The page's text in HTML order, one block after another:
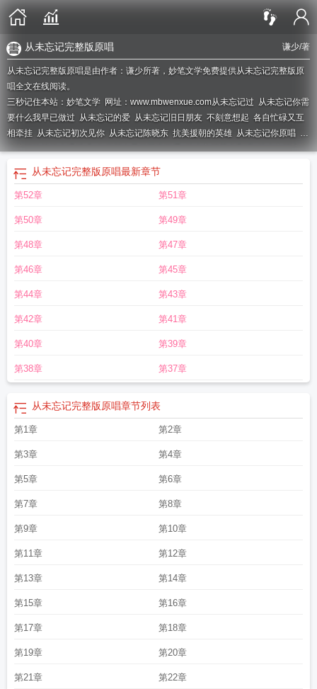
谦少/著
从未忘记完整版原唱
从未忘记完整版原唱是由作者：谦少所著，妙笔文学免费提供从未忘记完整版原
唱全文在线阅读。
三秒记住本站：妙笔文学 网址：www.mbwenxue.com从未忘记过 从未忘记你需
要什么我早已做过 从未忘记的爱 从未忘记旧日朋友 不刻意想起 各自忙碌又互
相牵挂 从未忘记初次见你 从未忘记陈晓东 抗美援朝的英雄 从未忘记你原唱 从
未忘记抗战烽火观后感有些朋友虽然不常联系从未忘记英文翻译从未忘记上一
句怎么说 所以从未忘记 从未忘记上一句是什么
从未忘记
未忘记你需要什么
从未忘记你歌词
忘记那芬芳作文600
从未忘记的美好作文
后感从未忘记过你 不用刻意想起
是从未忘记
虽然不曾提起从未忘记完整版原唱
少我从未忘记你英文 从未忘记下一句是什么
他从未忘记
这首歌的旋律从未忘记
为不曾想起
有一种友情叫不常联系但从未忘记
未忘记是哪首歌的歌词
从未忘记你歌曲
未忘记用英语怎么说从未忘记观后感从未忘记 谦少我从未忘记从未忘记见证
作文600字 从未忘记打三个数字 从未忘记你简谱
感从未忘记你歌词完整版 从未忘记过是什么歌里面的歌词
什么歌
从未忘记的意思不用刻意想起却从未忘记
意思是什么
未曾联系
么意思
从未忘记完整版原唱最新章节
第52章 第51章
第50章 第49章
第48章 第47章
第46章 第45章
第44章 第43章
第42章 第41章
第40章 第39章
第38章 第37章
从未忘记完整版原唱章节列表
第1章 第2章
第3章 第4章
第5章 第6章
第7章 第8章
第9章 第10章
第11章 第12章
第13章 第14章
第15章 第16章
第17章 第18章
第19章 第20章
第21章 第22章